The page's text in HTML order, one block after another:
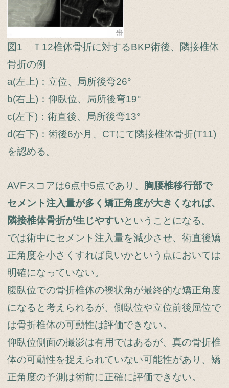
図1 Ｔ12椎体骨折に対するBKP術後、隣接椎体
骨折の例
a(左上)：立位、局所後弯26°
b(右上)：仰臥位、局所後弯19°
c(左下)：術直後、局所後弯13°
d(右下)：術後6か月、CTにて隣接椎体骨折(T11)
を認める。
AVFスコアは6点中5点であり、 胸腰椎移行部で
セメント注入量が多く矯正角度が大きくなれば、
隣接椎体骨折が生じやすいということになる。
では術中にセメント注入量を減少させ、術直後矯
正角度を小さくすれば良いかという点においては
明確になっていない。
腹臥位での骨折椎体の襖状角が最終的な矯正角度
になると考えられるが、側臥位や立位前後屈位で
は骨折椎体の可動性は評価できない。
仰臥位側面の撮影は有用ではあるが、真の骨折椎
体の可動性を捉えられていない可能性があり、矯
正角度の予測は術前に正確に評価できない。